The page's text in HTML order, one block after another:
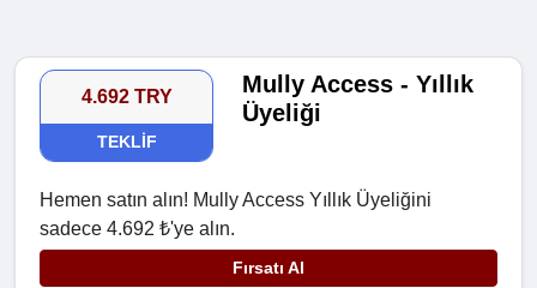
4.692 TRY
TEKLIF
Mully Access - Yıllık
Üyeliği
Hemen satın alın! Mully Access Yıllık Üyeliğini
sadece 4.692 ₺'ye alın.
Fırsatı Al